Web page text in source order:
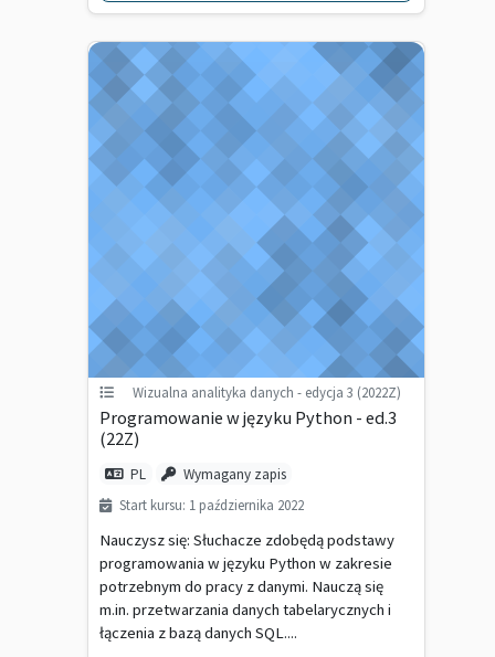
Wizualna analityka danych - edycja 3 (2022Z)
Programowanie w języku Python - ed.3
(22Z)
PL Wymagany zapis
Start kursu: 1 października 2022
Nauczysz się: Słuchacze zdobędą podstawy
programowania w języku Python w zakresie
potrzebnym do pracy z danymi. Nauczą się
m.in. przetwarzania danych tabelarycznych i
łączenia z bazą danych SQL....